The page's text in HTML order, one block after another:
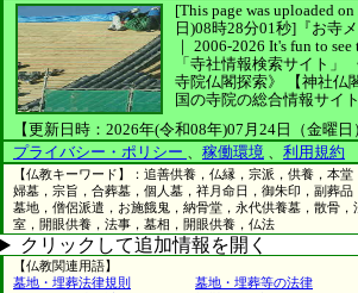
[This page was uploaded
日)08時28分01秒] 『お寺
｜ 2006-2026 It's fun to see
「寺社情報検索サイト」
寺院仏閣探索》
【神社仏
国の寺院の総合情報サイ
【更新日時：2026年(令和08年)07月24日（金曜日
プライバシー・ポリシー 、 稼働環境 、 利用規約
【仏教キーワード】：追善供養，仏縁，宗派，供養，本
婦墓，宗旨，合葬墓，個人墓，祥月命日，御朱印，副葬
墓地，僧侶派遣，お施餓鬼，納骨堂，永代供養墓，散骨
室，開眼供養，法事，墓相，開眼供養，仏法
クリックして追加情報を開く
【仏教関連用語】
墓地・埋葬法律規則
墓地・埋葬等の法律